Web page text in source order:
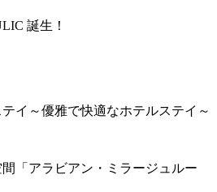
誕生！
イ～優雅で快適なホテルステイ～
「アラビアン・ミラージュルー